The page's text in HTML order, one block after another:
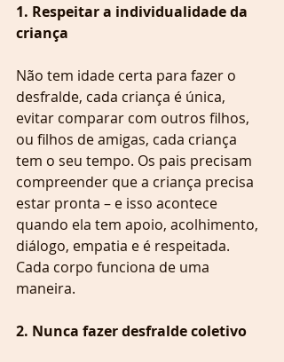
1. Respeitar a individualidade da
criança
Não tem idade certa para fazer o
desfralde, cada criança é única,
evitar comparar com outros filhos,
ou filhos de amigas, cada criança
tem o seu tempo. Os pais precisam
compreender que a criança precisa
estar pronta – e isso acontece
quando ela tem apoio, acolhimento,
diálogo, empatia e é respeitada.
Cada corpo funciona de uma
maneira.
2. Nunca fazer desfralde coletivo